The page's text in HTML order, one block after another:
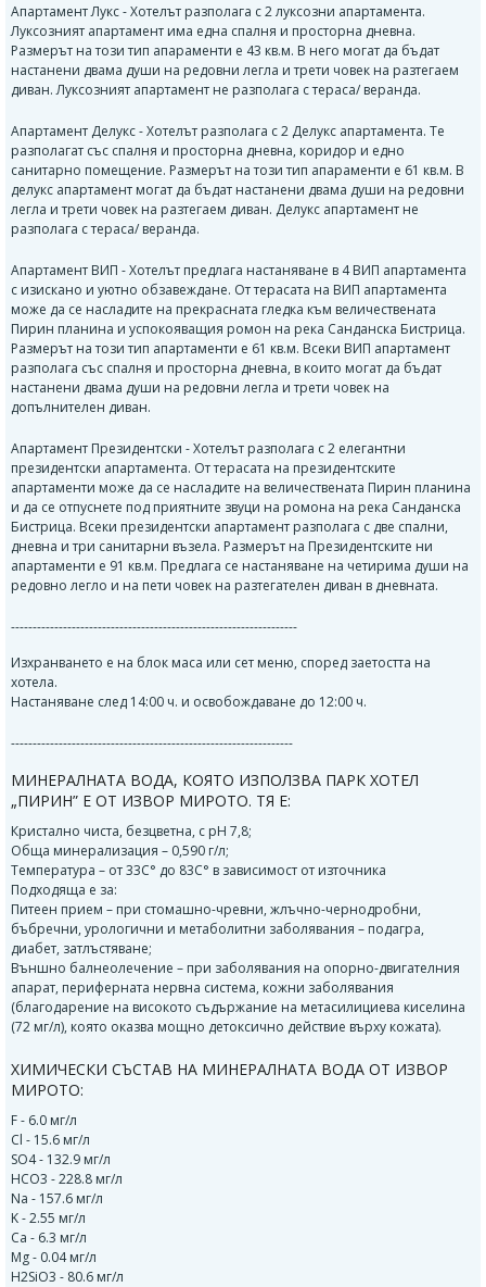
Апартамент Лукс - Хотелът разполага с 2 луксозни апартамента.
Луксозният апартамент има една спалня и просторна дневна.
Размерът на този тип апараменти е 43 кв.м. В него могат да бъдат
настанени двама души на редовни легла и трети човек на разтегаем
диван. Луксозният апартамент не разполага с тераса/ веранда.
Апартамент Делукс - Хотелът разполага с 2 Делукс апартамента. Те
разполагат със спалня и просторна дневна, коридор и едно
санитарно помещение. Размерът на този тип апараменти е 61 кв.м. В
делукс апартамент могат да бъдат настанени двама души на редовни
легла и трети човек на разтегаем диван. Делукс апартамент не
разполага с тераса/ веранда.
Апартамент ВИП - Хотелът предлага настаняване в 4 ВИП апартамента
с изискано и уютно обзавеждане. От терасата на ВИП апартамента
може да се насладите на прекрасната гледка към величествената
Пирин планина и успокояващия ромон на река Санданска Бистрица.
Размерът на този тип апартаменти е 61 кв.м. Всеки ВИП апартамент
разполага със спалня и просторна дневна, в които могат да бъдат
настанени двама души на редовни легла и трети човек на
допълнителен диван.
Апартамент Президентски - Хотелът разполага с 2 елегантни
президентски апартамента. От терасата на президентските
апартаменти може да се насладите на величествената Пирин планина
и да се отпуснете под приятните звуци на ромона на река Санданска
Бистрица. Всеки президентски апартамент разполага с две спални,
дневна и три санитарни възела. Размерът на Президентските ни
апартаменти е 91 кв.м. Предлага се настаняване на четирима души на
редовно легло и на пети човек на разтегателен диван в дневната.
------------------------------------------------------------------
Изхранването е на блок маса или сет меню, според заетостта на
хотела.
Настаняване след 14:00 ч. и освобождаване до 12:00 ч.
-----------------------------------------------------------------
МИНЕРАЛНАТА ВОДА, КОЯТО ИЗПОЛЗВА ПАРК ХОТЕЛ
„ПИРИН” Е ОТ ИЗВОР МИРОТО. ТЯ Е:
Кристално чиста, безцветна, с pH 7,8;
Обща минерализация – 0,590 г/л;
Температура – от 33С° до 83С° в зависимост от източника
Подходяща е за:
Питеен прием – при стомашно-чревни, жлъчно-чернодробни,
бъбречни, урологични и метаболитни заболявания – подагра,
диабет, затлъстяване;
Външно балнеолечение – при заболявания на опорно-двигателния
апарат, периферната нервна система, кожни заболявания
(благодарение на високото съдържание на метасилициева киселина
(72 мг/л), която оказва мощно детоксично действие върху кожата).
ХИМИЧЕСКИ СЪСТАВ НА МИНЕРАЛНАТА ВОДА ОТ ИЗВОР
МИРОТО:
F - 6.0 мг/л
Cl - 15.6 мг/л
SO4 - 132.9 мг/л
HCO3 - 228.8 мг/л
Na - 157.6 мг/л
K - 2.55 мг/л
Ca - 6.3 мг/л
Mg - 0.04 мг/л
H2SiO3 - 80.6 мг/л